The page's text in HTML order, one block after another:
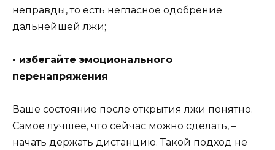
неправды, то есть негласное одобрение
дальнейшей лжи;
• избегайте эмоционального
перенапряжения
Ваше состояние после открытия лжи понятно.
Самое лучшее, что сейчас можно сделать, –
начать держать дистанцию. Такой подход не